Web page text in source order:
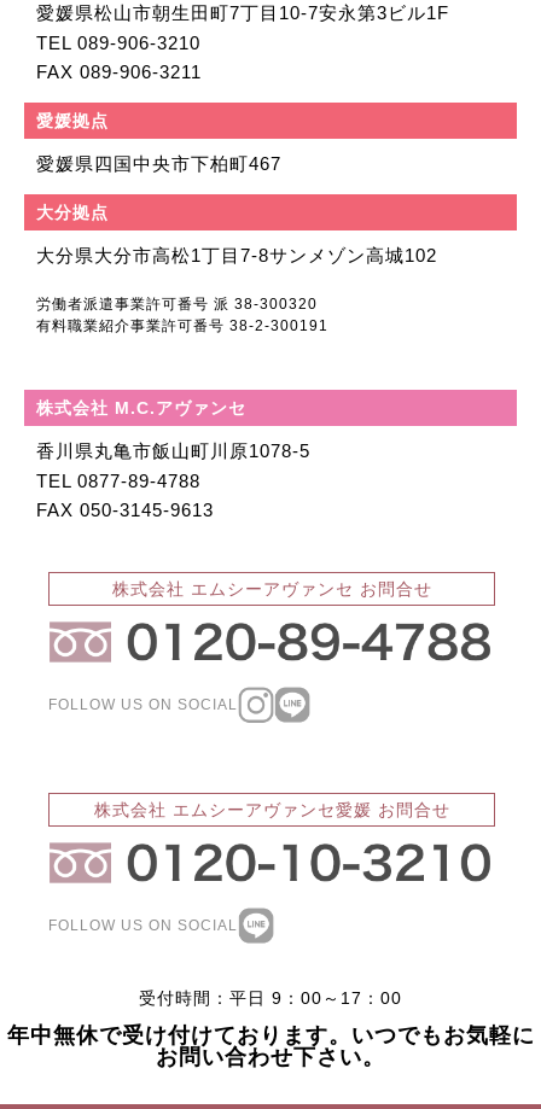
愛媛県松山市朝生田町7丁目10-7安永第3ビル1F
TEL 089-906-3210
FAX 089-906-3211
愛媛拠点
愛媛県四国中央市下柏町467
大分拠点
大分県大分市高松1丁目7-8サンメゾン高城102
労働者派遣事業許可番号 派 38-300320
有料職業紹介事業許可番号 38-2-300191
株式会社 M.C.アヴァンセ
香川県丸亀市飯山町川原1078-5
TEL 0877-89-4788
FAX 050-3145-9613
株式会社 エムシーアヴァンセ お問合せ
FOLLOW US ON SOCIAL
株式会社 エムシーアヴァンセ愛媛 お問合せ
FOLLOW US ON SOCIAL
受付時間：平日 9：00～17：00
年中無休で受け付けております。いつでもお気軽に
お問い合わせ下さい。